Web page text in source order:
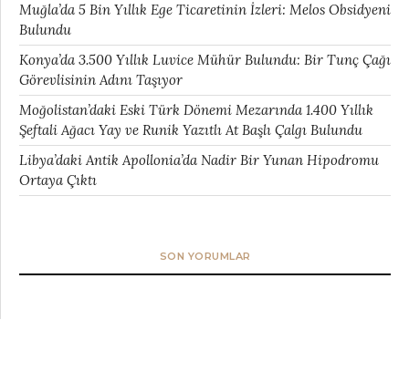
Muğla’da 5 Bin Yıllık Ege Ticaretinin İzleri: Melos Obsidyeni
Bulundu
Konya’da 3.500 Yıllık Luvice Mühür Bulundu: Bir Tunç Çağı
Görevlisinin Adını Taşıyor
Moğolistan’daki Eski Türk Dönemi Mezarında 1.400 Yıllık
Şeftali Ağacı Yay ve Runik Yazıtlı At Başlı Çalgı Bulundu
Libya’daki Antik Apollonia’da Nadir Bir Yunan Hipodromu
Ortaya Çıktı
SON YORUMLAR